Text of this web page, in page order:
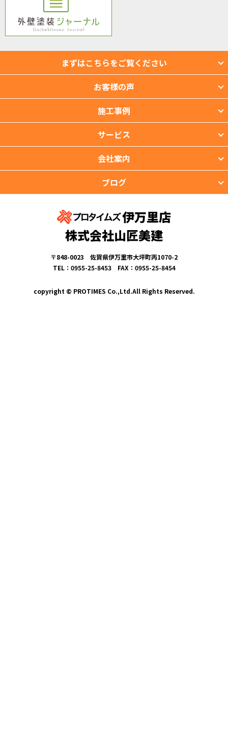
まずはこちらをご覧ください
お客様の声
施工事例
サービス
会社案内
ブログ
伊万里店
株式会社山匠美建
〒848-0023 佐賀県伊万里市大坪町丙1070-2
TEL：0955-25-8453 FAX：0955-25-8454
copyright © PROTIMES Co.,Ltd.All Rights Reserved.